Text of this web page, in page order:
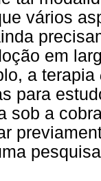
vários
em
a terapia
para
sob a